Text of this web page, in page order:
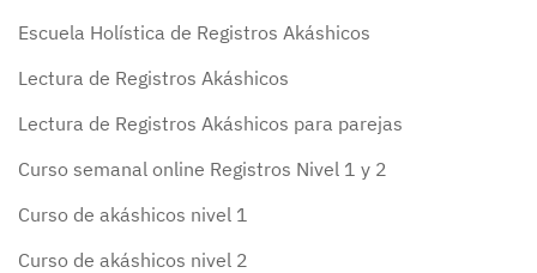
Escuela Holística de Registros Akáshicos
Lectura de Registros Akáshicos
Lectura de Registros Akáshicos para parejas
Curso semanal online Registros Nivel 1 y 2
Curso de akáshicos nivel 1
Curso de akáshicos nivel 2